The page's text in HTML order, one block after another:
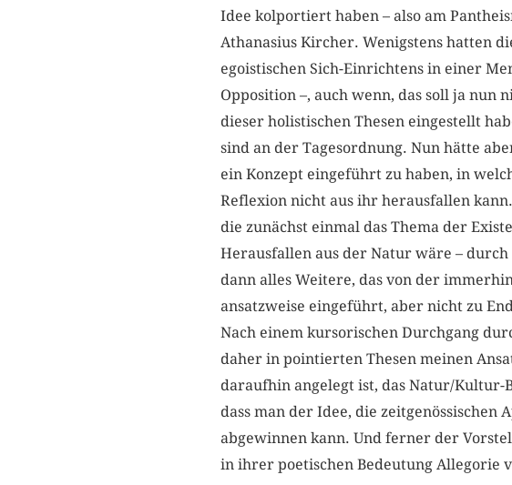
Idee kolportiert haben – also am
Athanasius Kircher. Wenigstens hatten
egoistischen Sich-Einrichtens in einer
Opposition –, auch wenn, das soll ja
dieser holistischen Thesen eingestellt
sind an der Tagesordnung. Nun hätte
ein Konzept eingeführt zu haben, in
Reflexion nicht aus ihr herausfallen
die zunächst einmal das Thema der
Herausfallen aus der Natur wäre – durch
dann alles Weitere, das von der
ansatzweise eingeführt, aber nicht zu
Nach einem kursorischen Durchgang
daher in pointierten Thesen meinen
daraufhin angelegt ist, das Natur/Kultur-
dass man der Idee, die zeitgenössischen
abgewinnen kann. Und ferner der
in ihrer poetischen Bedeutung Allegorie